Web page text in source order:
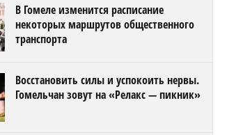
В Гомеле изменится расписание
некоторых маршрутов общественного
транспорта
Восстановить силы и успокоить нервы.
Гомельчан зовут на «Релакс — пикник»